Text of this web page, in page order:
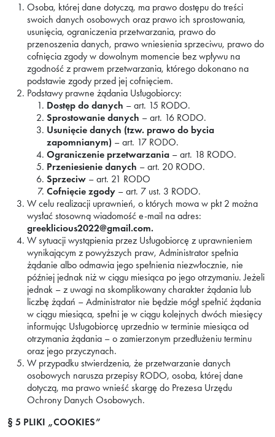
Osoba, której dane dotyczą, ma prawo dostępu do treści
swoich danych osobowych oraz prawo ich sprostowania,
usunięcia, ograniczenia przetwarzania, prawo do
przenoszenia danych, prawo wniesienia sprzeciwu, prawo do
cofnięcia zgody w dowolnym momencie bez wpływu na
zgodność z prawem przetwarzania, którego dokonano na
podstawie zgody przed jej cofnięciem.
Podstawy prawne żądania Usługobiorcy:
Dostęp do danych – art. 15 RODO.
Sprostowanie danych – art. 16 RODO.
Usunięcie danych (tzw. prawo do bycia
zapomnianym) – art. 17 RODO.
Ograniczenie przetwarzania – art. 18 RODO.
Przeniesienie danych – art. 20 RODO.
Sprzeciw – art. 21 RODO
Cofnięcie zgody – art. 7 ust. 3 RODO.
W celu realizacji uprawnień, o których mowa w pkt 2 można
wysłać stosowną wiadomość e-mail na adres:
greeklicious2022@gmail.com.
W sytuacji wystąpienia przez Usługobiorcę z uprawnieniem
wynikającym z powyższych praw, Administrator spełnia
żądanie albo odmawia jego spełnienia niezwłocznie, nie
później jednak niż w ciągu miesiąca po jego otrzymaniu. Jeżeli
jednak – z uwagi na skomplikowany charakter żądania lub
liczbę żądań – Administrator nie będzie mógł spełnić żądania
w ciągu miesiąca, spełni je w ciągu kolejnych dwóch miesięcy
informując Usługobiorcę uprzednio w terminie miesiąca od
otrzymania żądania – o zamierzonym przedłużeniu terminu
oraz jego przyczynach.
W przypadku stwierdzenia, że przetwarzanie danych
osobowych narusza przepisy RODO, osoba, której dane
dotyczą, ma prawo wnieść skargę do Prezesa Urzędu
Ochrony Danych Osobowych.
§ 5 PLIKI „COOKIES”